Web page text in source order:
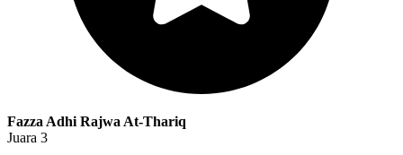
Fazza Adhi Rajwa At-Thariq
Juara 3